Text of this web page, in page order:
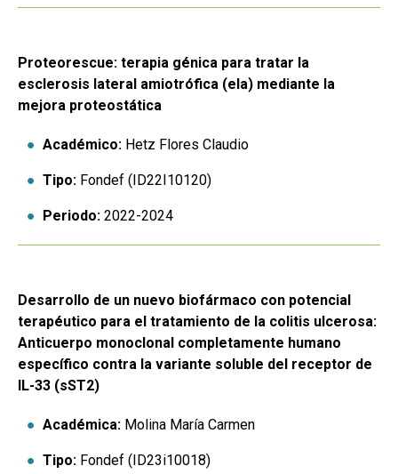
Proteorescue: terapia génica para tratar la
esclerosis lateral amiotrófica (ela) mediante la
mejora proteostática
Académico: Hetz Flores Claudio
Tipo: Fondef (ID22I10120)
Periodo: 2022-2024
Desarrollo de un nuevo biofármaco con potencial
terapéutico para el tratamiento de la colitis ulcerosa:
Anticuerpo monoclonal completamente humano
específico contra la variante soluble del receptor de
IL-33 (sST2)
Académica: Molina María Carmen
Tipo: Fondef (ID23i10018)